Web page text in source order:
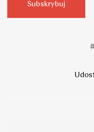
Subskrybuj